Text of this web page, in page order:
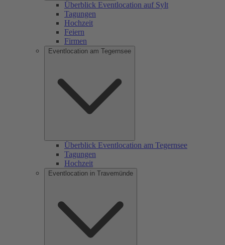
Überblick Eventlocation auf Sylt
Tagungen
Hochzeit
Feiern
Firmen
Eventlocation am Tegernsee
Überblick Eventlocation am Tegernsee
Tagungen
Hochzeit
Eventlocation in Travemünde